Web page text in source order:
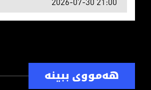
هەمووی ببینە